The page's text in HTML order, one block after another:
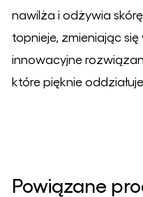
nawilża i odżywia
topnieje, zmieniając
innowacyjne
które pięknie
Powiązane